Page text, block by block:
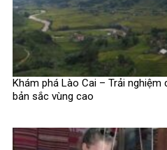
Khám phá Lào Cai – Trải nghiệm
bản sắc vùng cao